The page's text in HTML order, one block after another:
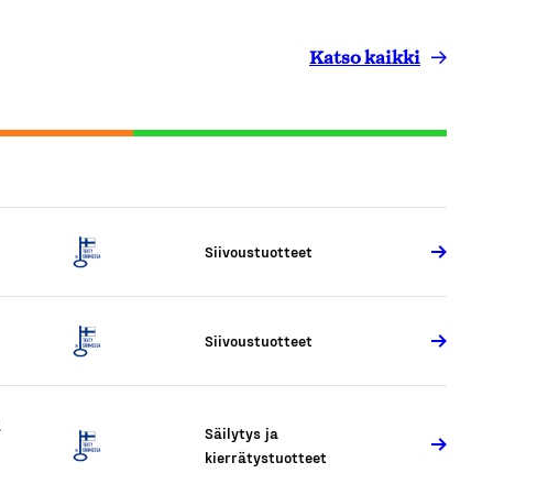
Katso kaikki
Siivoustuotteet
Siivoustuotteet
Säilytys ja
kierrätystuotteet